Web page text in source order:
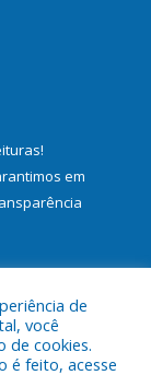
!
em
de
você
de cookies.
é feito, acesse